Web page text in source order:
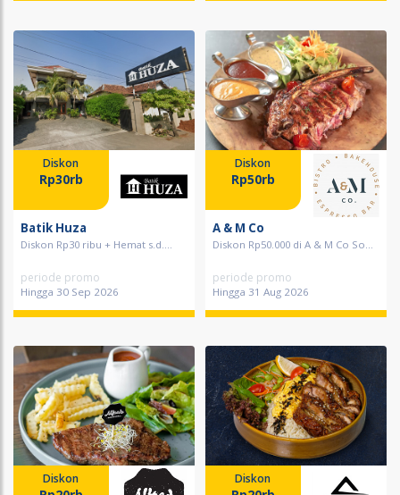
Diskon
Rp30rb
Batik Huza
Diskon Rp30 ribu + Hemat s.d....
periode promo
Hingga 30 Sep 2026
Diskon
Rp50rb
A & M Co
Diskon Rp50.000 di A & M Co So...
periode promo
Hingga 31 Aug 2026
Diskon Diskon